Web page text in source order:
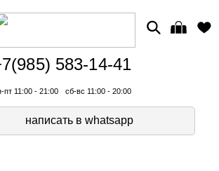
583-14-41
пт 11:00 - 21:00 сб-вс 11:00 - 20:00
написать в whatsapp